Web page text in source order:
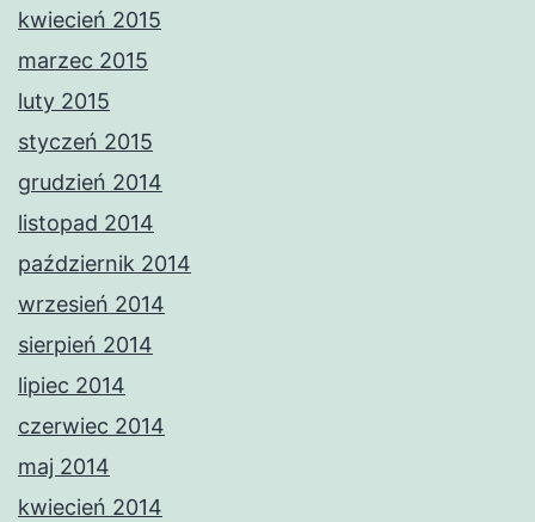
kwiecień 2015
marzec 2015
luty 2015
styczeń 2015
grudzień 2014
listopad 2014
październik 2014
wrzesień 2014
sierpień 2014
lipiec 2014
czerwiec 2014
maj 2014
kwiecień 2014